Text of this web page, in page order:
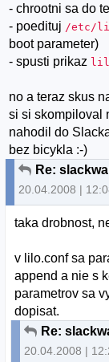
- chrootni sa do
- poedituj /etc/
boot parameter)
- spusti prikaz
no a teraz skus
si si skompiloval
nahodil do
bez bicykla :-)
Re:
20.04.2008 |
taka drobnost,
v lilo.conf sa
append a nie s
parametrov sa
dopisat.
Re:
20.04.2008 |